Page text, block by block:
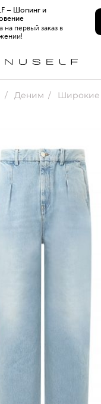
– Шопинг и
на первый заказ в
Деним